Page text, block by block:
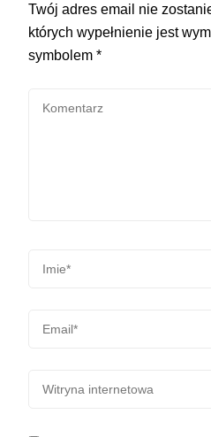
Twój adres email nie
których wypełnienie jest
symbolem *